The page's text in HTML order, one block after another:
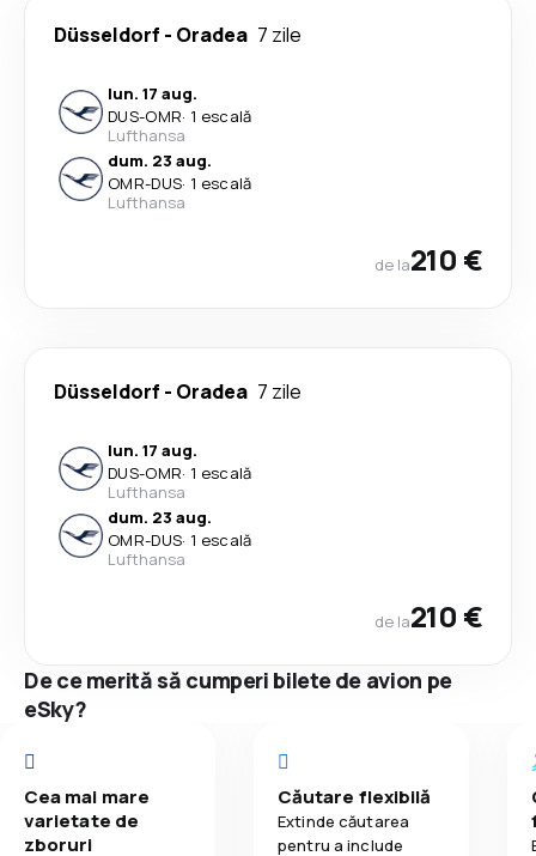
Düsseldorf - Oradea 7 zile
lun. 17 aug.
DUS-OMR· 1 escală
Lufthansa
dum. 23 aug.
OMR-DUS· 1 escală
Lufthansa
de la210 €
Düsseldorf - Oradea 7 zile
lun. 17 aug.
DUS-OMR· 1 escală
Lufthansa
dum. 23 aug.
OMR-DUS· 1 escală
Lufthansa
de la210 €
De ce merită să cumperi bilete de avion pe
eSky?
Cea mai mare
varietate de
zboruri
Căutare flexibilă
Extinde căutarea
pentru a include